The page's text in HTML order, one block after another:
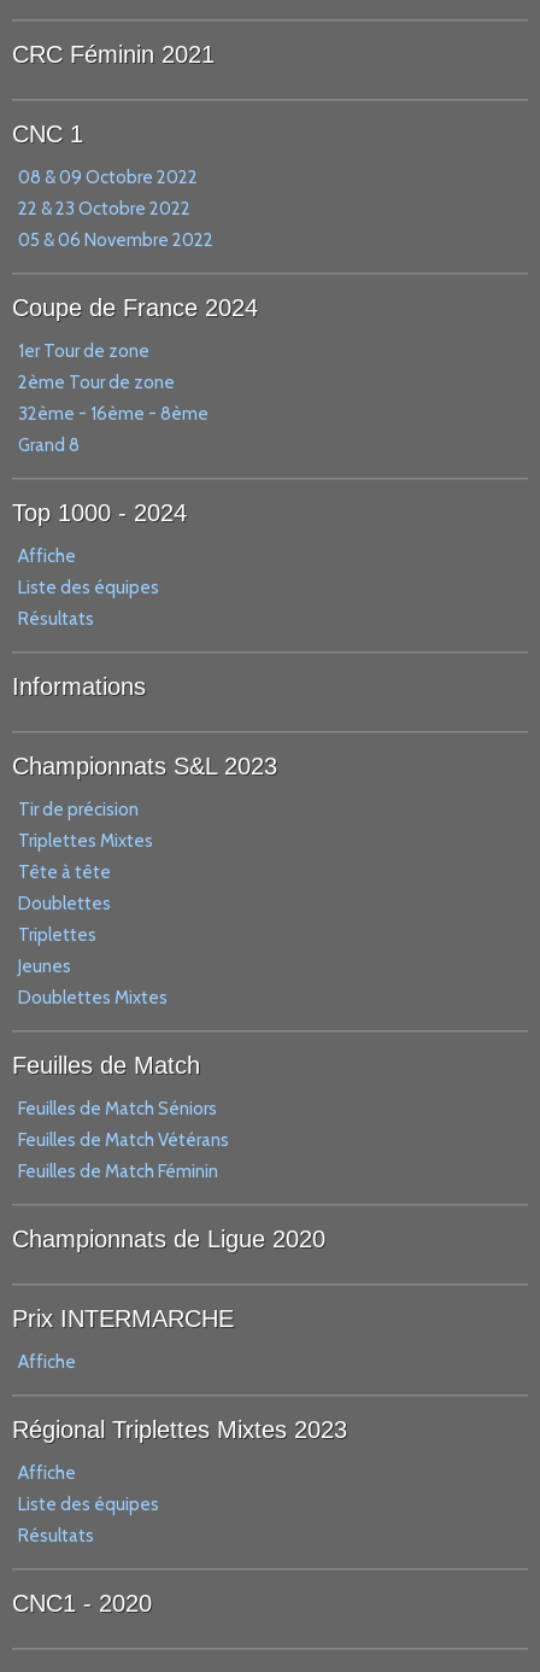
CRC Féminin 2021
CNC 1
08 & 09 Octobre 2022
22 & 23 Octobre 2022
05 & 06 Novembre 2022
Coupe de France 2024
1er Tour de zone
2ème Tour de zone
32ème - 16ème - 8ème
Grand 8
Top 1000 - 2024
Affiche
Liste des équipes
Résultats
Informations
Championnats S&L 2023
Tir de précision
Triplettes Mixtes
Tête à tête
Doublettes
Triplettes
Jeunes
Doublettes Mixtes
Feuilles de Match
Feuilles de Match Séniors
Feuilles de Match Vétérans
Feuilles de Match Féminin
Championnats de Ligue 2020
Prix INTERMARCHE
Affiche
Régional Triplettes Mixtes 2023
Affiche
Liste des équipes
Résultats
CNC1 - 2020